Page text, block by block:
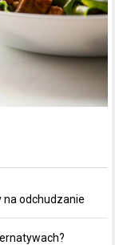
na odchudzanie